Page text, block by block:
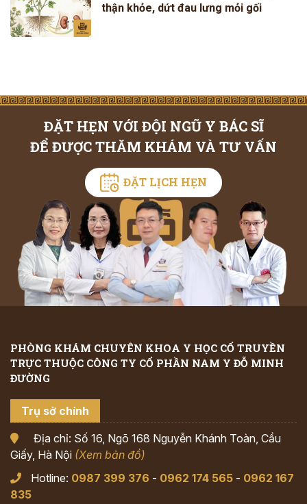
thận khỏe, dứt đau lưng mỏi gối
ĐẶT HẸN VỚI ĐỘI NGŨ Y BÁC SĨ
ĐỂ ĐƯỢC THĂM KHÁM VÀ TƯ VẤN
ĐẶT LỊCH HẸN
PHÒNG KHÁM CHUYÊN KHOA Y HỌC CỔ TRUYỀN
TRỰC THUỘC CÔNG TY CỔ PHẦN NAM Y ĐỖ MINH
ĐƯỜNG
Trụ sở chính
Địa chỉ: Số 16, Ngõ 168 Nguyễn Khánh Toàn, Cầu
Giấy, Hà Nội (Xem bản đồ)
Hotline: 0987 399 376 - 0962 174 565 - 0962 167
835